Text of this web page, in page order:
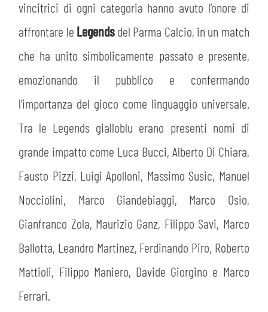
CERCA
vincitrici di ogni categoria hanno avuto l’onore di
affrontare le Legendsdel Parma Calcio, in un match
che ha unito simbolicamente passato e presente,
emozionando il pubblico e confermando
l’importanza del gioco come linguaggio universale.
Tra le Legends gialloblu erano presenti nomi di
grande impatto come Luca Bucci, Alberto Di Chiara,
Fausto Pizzi, Luigi Apolloni, Massimo Susic, Manuel
Nocciolini, Marco Giandebiaggi, Marco Osio,
Gianfranco Zola, Maurizio Ganz, Filippo Savi, Marco
Ballotta, Leandro Martinez, Ferdinando Piro, Roberto
Mattioli, Filippo Maniero, Davide Giorgino e Marco
Ferrari.